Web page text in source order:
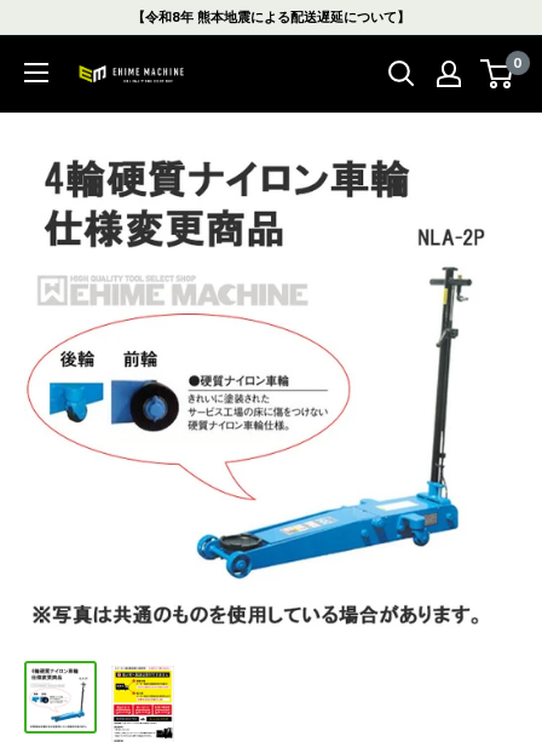
ン
【令和8年 熊本地震による配送遅延について】
エ
マ
シ
ン
本
店
0